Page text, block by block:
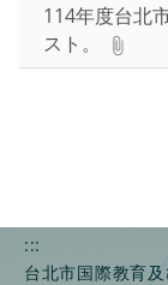
114年度台北
スト。
:::
台北市国際教育